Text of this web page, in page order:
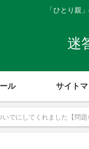
「ひとり親
迷
ル サイト
でにしてくれました【問題